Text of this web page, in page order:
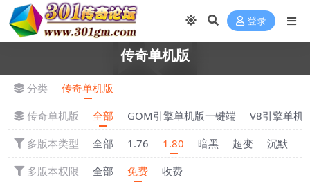
登录
传奇单机版
分类
传奇单机版
传奇单机版
全部 GOM引擎单机版一键端
V8引擎单机
多版本类型
全部 1.76 1.80 暗黑 超变 沉默
多版本权限
全部 免费
收费